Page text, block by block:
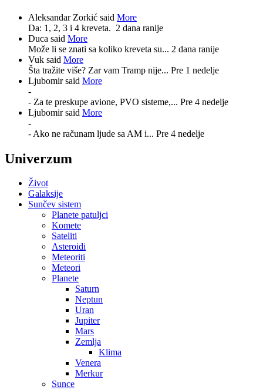
Aleksandar Zorkić said More
Da: 1, 2, 3 i 4 kreveta. 2 dana ranije
Duca said More
Može li se znati sa koliko kreveta su... 2 dana ranije
Vuk said More
Šta tražite više? Zar vam Tramp nije... Pre 1 nedelje
Ljubomir said More
-
- Za te preskupe avione, PVO sisteme,... Pre 4 nedelje
Ljubomir said More
-
- Ako ne računam ljude sa AM i... Pre 4 nedelje
Univerzum
Život
Galaksije
Sunčev sistem
Planete patuljci
Komete
Sateliti
Asteroidi
Meteoriti
Meteori
Planete
Saturn
Neptun
Uran
Jupiter
Mars
Zemlja
Klima
Venera
Merkur
Sunce